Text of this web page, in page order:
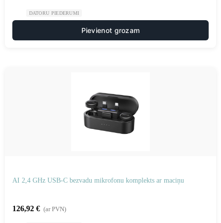
DATORU PIEDERUMI
Pievienot grozam
AI 2,4 GHz USB-C bezvadu mikrofonu komplekts ar maciņu
126,92 € (ar PVN)